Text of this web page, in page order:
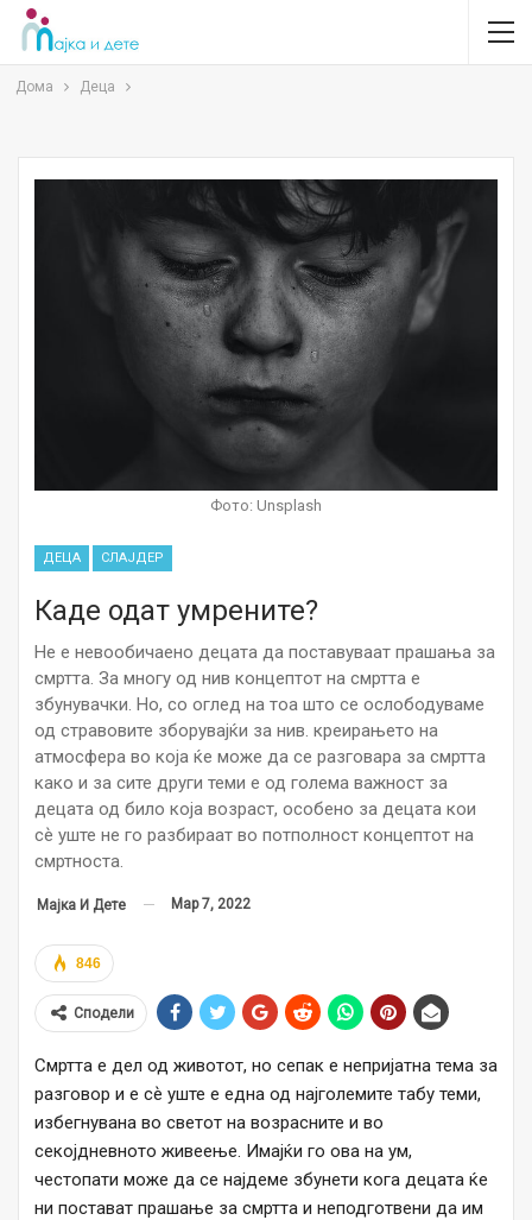
Дома Деца
Фото: Unsplash
ДЕЦА СЛАЈДЕР
Каде одат умрените?
Не е невообичаено децата да поставуваат прашања за
смртта. За многу од нив концептот на смртта е
збунувачки. Но, со оглед на тоа што се ослободуваме
од стравовите зборувајќи за нив. креирањeто на
атмосфера во која ќе може да се разговара за смртта
како и за сите други теми е од голема важност за
децата од било која возраст, особено за децата кои
сѐ уште не го разбираат во потполност концептот на
смртноста.
Мајка И Дете Мар 7, 2022
846
Сподели
Смртта е дел од животот, но сепак е непријатна тема за
разговор и е сѐ уште е една од најголемите табу теми,
избегнувана во светот на возрасните и во
секојдневното живеење. Имајќи го ова на ум,
честопати може да се најдеме збунети кога децата ќе
ни постават прашање за смртта и неподготвени да им